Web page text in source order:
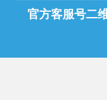
官方客服号二